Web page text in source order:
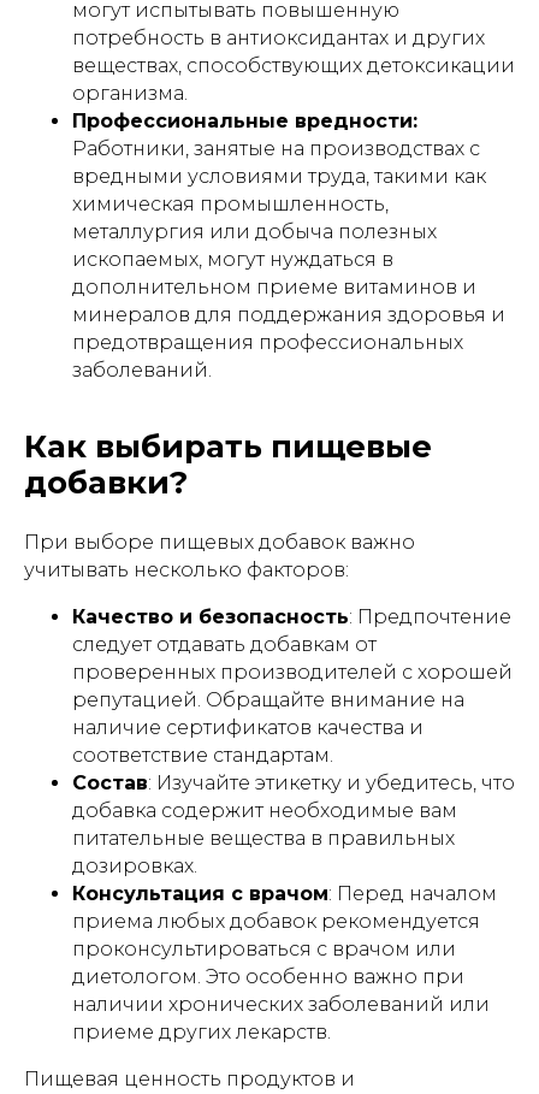
могут испытывать повышенную
потребность в антиоксидантах и других
веществах, способствующих детоксикации
организма.
Профессиональные вредности:
Работники, занятые на производствах с
вредными условиями труда, такими как
химическая промышленность,
металлургия или добыча полезных
ископаемых, могут нуждаться в
дополнительном приеме витаминов и
минералов для поддержания здоровья и
предотвращения профессиональных
заболеваний.
Как выбирать пищевые
добавки?
При выборе пищевых добавок важно
учитывать несколько факторов:
Качество и безопасность: Предпочтение
следует отдавать добавкам от
проверенных производителей с хорошей
репутацией. Обращайте внимание на
наличие сертификатов качества и
соответствие стандартам.
Состав: Изучайте этикетку и убедитесь, что
добавка содержит необходимые вам
питательные вещества в правильных
дозировках.
Консультация с врачом: Перед началом
приема любых добавок рекомендуется
проконсультироваться с врачом или
диетологом. Это особенно важно при
наличии хронических заболеваний или
приеме других лекарств.
Пищевая ценность продуктов и